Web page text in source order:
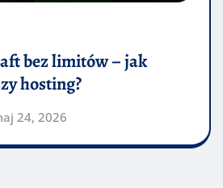
bez limitów – jak
hosting?
24, 2026